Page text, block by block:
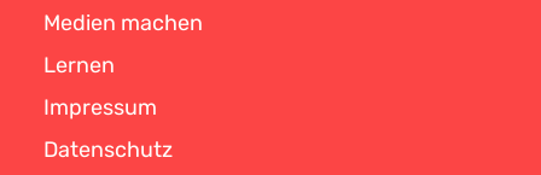
Medien machen
Lernen
Impressum
Datenschutz